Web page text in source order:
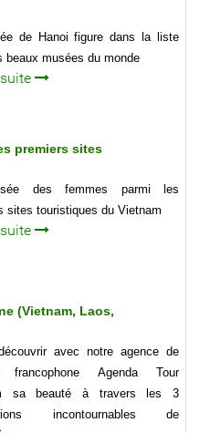
de Hanoi figure dans la liste
beaux musées du monde
premiers sites
des femmes parmi les
sites touristiques du Vietnam
(Vietnam, Laos,
avec notre agence de
francophone Agenda Tour
sa beauté à travers les 3
incontournables de